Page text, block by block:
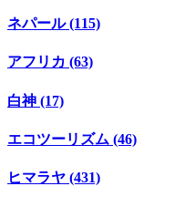
ネパール (115)
アフリカ (63)
白神 (17)
エコツーリズム (46)
ヒマラヤ (431)